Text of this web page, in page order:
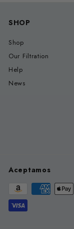
SHOP
Shop
Our Filtration
Help
News
Aceptamos